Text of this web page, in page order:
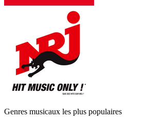
Genres musicaux les plus populaires